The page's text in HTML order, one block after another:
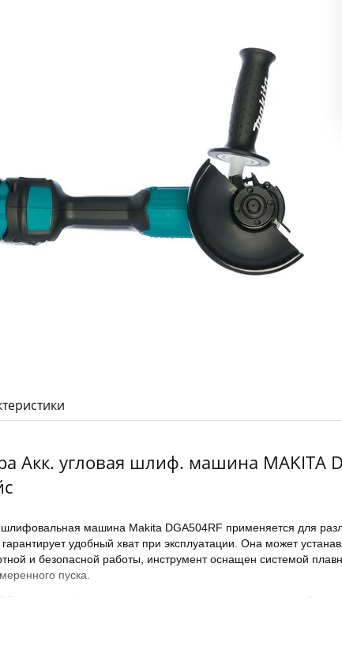
Акк. угловая шлиф. машина MAKITA
шлифовальная машина Makita DGA504RF применяется для
гарантирует удобный хват при эксплуатации. Она может
и безопасной работы, инструмент оснащен системой
пуска.
воздействия на организм работающего. Индикатор